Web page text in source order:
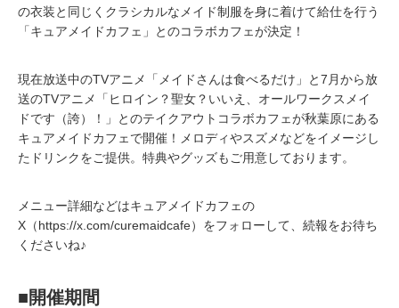
の衣装と同じくクラシカルなメイド制服を身に着けて給仕を行う
「キュアメイドカフェ」とのコラボカフェが決定！
現在放送中のTVアニメ「メイドさんは食べるだけ」と7月から放
送のTVアニメ「ヒロイン？聖女？いいえ、オールワークスメイ
ドです（誇）！」とのテイクアウトコラボカフェが秋葉原にある
キュアメイドカフェで開催！メロディやスズメなどをイメージし
たドリンクをご提供。特典やグッズもご用意しております。
メニュー詳細などはキュアメイドカフェの
X（https://x.com/curemaidcafe）をフォローして、続報をお待ち
くださいね♪
■開催期間